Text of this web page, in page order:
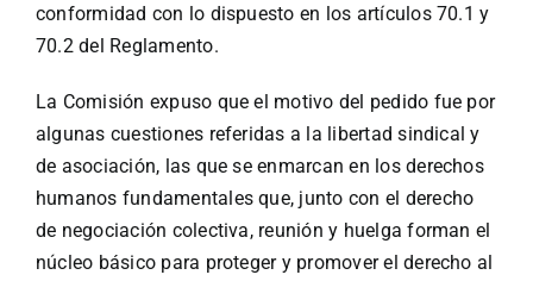
conformidad con lo dispuesto en los artículos 70.1 y
70.2 del Reglamento.
La Comisión expuso que el motivo del pedido fue por
algunas cuestiones referidas a la libertad sindical y
de asociación, las que se enmarcan en los derechos
humanos fundamentales que, junto con el derecho
de negociación colectiva, reunión y huelga forman el
núcleo básico para proteger y promover el derecho al